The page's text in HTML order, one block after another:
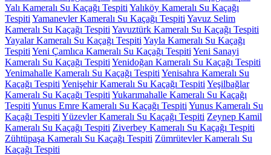
Yalı Kameralı Su Kaçağı Tespiti Yalıköy Kameralı Su Kaçağı
Tespiti Yamanevler Kameralı Su Kaçağı Tespiti Yavuz Selim
Kameralı Su Kaçağı Tespiti Yavuztürk Kameralı Su Kaçağı Tespiti
Yayalar Kameralı Su Kaçağı Tespiti Yayla Kameralı Su Kaçağı
Tespiti Yeni Çamlıca Kameralı Su Kaçağı Tespiti Yeni Sanayi
Kameralı Su Kaçağı Tespiti Yenidoğan Kameralı Su Kaçağı Tespiti
Yenimahalle Kameralı Su Kaçağı Tespiti Yenisahra Kameralı Su
Kaçağı Tespiti Yenişehir Kameralı Su Kaçağı Tespiti Yeşilbağlar
Kameralı Su Kaçağı Tespiti Yukarımahalle Kameralı Su Kaçağı
Tespiti Yunus Emre Kameralı Su Kaçağı Tespiti Yunus Kameralı Su
Kaçağı Tespiti Yüzevler Kameralı Su Kaçağı Tespiti Zeynep Kamil
Kameralı Su Kaçağı Tespiti Ziverbey Kameralı Su Kaçağı Tespiti
Zühtüpaşa Kameralı Su Kaçağı Tespiti Zümrütevler Kameralı Su
Kaçağı Tespiti